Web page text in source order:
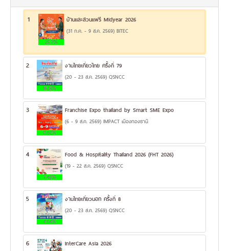
1
25.7%
บ้านและสวนแฟร์ Midyear 2026
(31 ก.ค. - 9 ส.ค. 2569) BITEC
2
16.13%
งานไทยเที่ยวไทย ครั้งที่ 79
(20 - 23 ส.ค. 2569) QSNCC
3
11.82%
Franchise Expo thailand by Smart SME Expo
(6 - 9 ส.ค. 2569) IMPACT เมืองทองธานี
4
7.42%
Food & Hospitality Thailand 2026 (FHT 2026)
(19 - 22 ส.ค. 2569) QSNCC
5
4.54%
งานไทยเที่ยวนอก ครั้งที่ 8
(20 - 23 ส.ค. 2569) QSNCC
6 InterCare Asia 2026